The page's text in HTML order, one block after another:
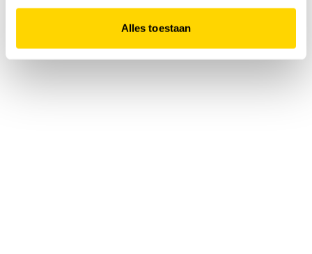
Alles toestaan